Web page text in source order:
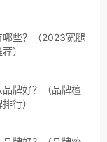
哪些？（2023宽腿
）
品牌好？（品牌檀
行）